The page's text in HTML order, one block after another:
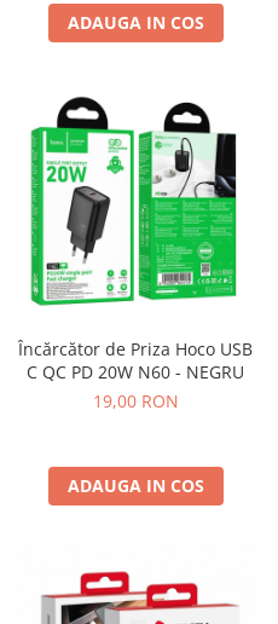
Folii XIAOMI
Huse Telefoane
Huse IPHONE
Huse LG
Huse MOTOROLA
Huse OPPO
Huse REALME
Huse SAMSUNG
Huse XIAOMI
Incarcatoare
Incarcatoare Auto
Incarcatoare TIP-C
Incarcator Iphone
Incarcatoare Micro-USB
Incarcatoare TIP-C
ADAUGA IN COS
Încărcător de Priza Hoco USB
C QC PD 20W N60 - NEGRU
19,00 RON
ADAUGA IN COS